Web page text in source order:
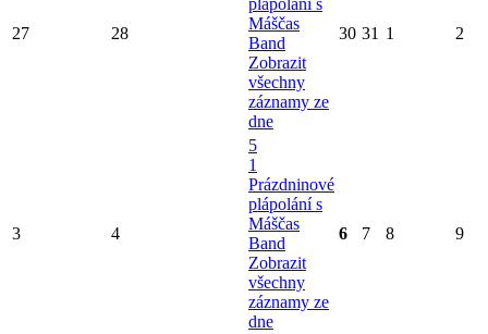
27 28
Máščas
Band
Zobrazit
všechny
záznamy ze
dne
30 31 1 2
3 4
5
1
Prázdninové
plápolání s
Máščas
Band
Zobrazit
všechny
záznamy ze
dne
6 7 8 9